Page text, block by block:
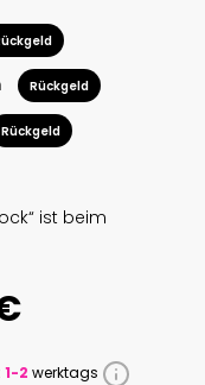
Rückgeld
Rückgeld
ist beim
1-2 werktags